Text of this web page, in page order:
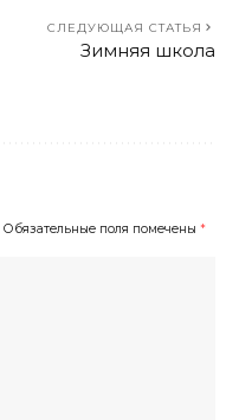
СЛЕДУЮЩАЯ СТАТЬЯ
Зимняя школа
Обязательные поля помечены *